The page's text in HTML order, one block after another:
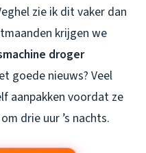
zie ik dit vaker dan
krijgen we
droger
goede nieuws? Veel
aanpakken voordat ze
drie uur ’s nachts.